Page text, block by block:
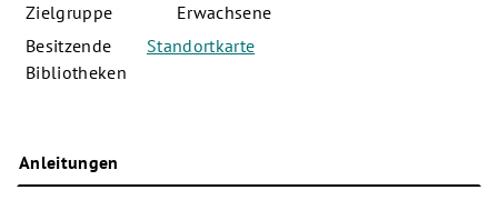
Zielgruppe
Erwachsene
Besitzende
Bibliotheken
Standortkarte
Anleitungen